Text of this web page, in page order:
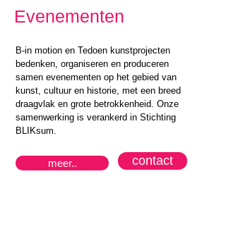
Evenementen
B-in motion en Tedoen kunstprojecten
bedenken, organiseren en produceren
samen evenementen op het gebied van
kunst, cultuur en historie, met een breed
draagvlak en grote betrokkenheid. Onze
samenwerking is verankerd in Stichting
BLIKsum.
meer.. contact